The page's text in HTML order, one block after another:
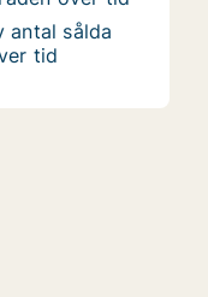
antal sålda
tid